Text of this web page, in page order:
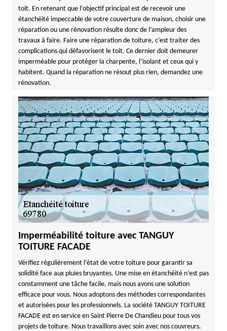
toit. En retenant que l’objectif principal est de recevoir une
étanchéité impeccable de votre couverture de maison, choisir une
réparation ou une rénovation résulte donc de l’ampleur des
travaux à faire. Faire une réparation de toiture, c’est traiter des
complications qui défavorisent le toit. Ce dernier doit demeurer
imperméable pour protéger la charpente, l’isolant et ceux qui y
habitent. Quand la réparation ne résout plus rien, demandez une
rénovation.
Imperméabilité toiture avec TANGUY
TOITURE FACADE
Vérifiez régulièrement l’état de votre toiture pour garantir sa
solidité face aux pluies bruyantes. Une mise en étanchéité n’est pas
constamment une tâche facile, mais nous avons une solution
efficace pour vous. Nous adoptons des méthodes correspondantes
et autorisées pour les professionnels. La société TANGUY TOITURE
FACADE est en service en Saint Pierre De Chandieu pour tous vos
projets de toiture. Nous travaillons avec soin avec nos couvreurs.